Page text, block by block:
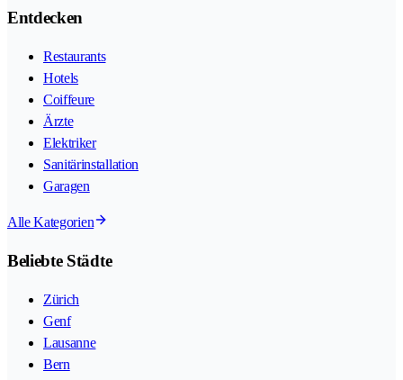
Entdecken
Restaurants
Hotels
Coiffeure
Ärzte
Elektriker
Sanitärinstallation
Garagen
Alle Kategorien
Beliebte Städte
Zürich
Genf
Lausanne
Bern